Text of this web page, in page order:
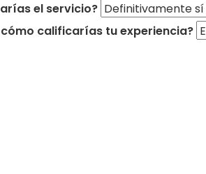
el servicio?
cómo calificarías tu experiencia?